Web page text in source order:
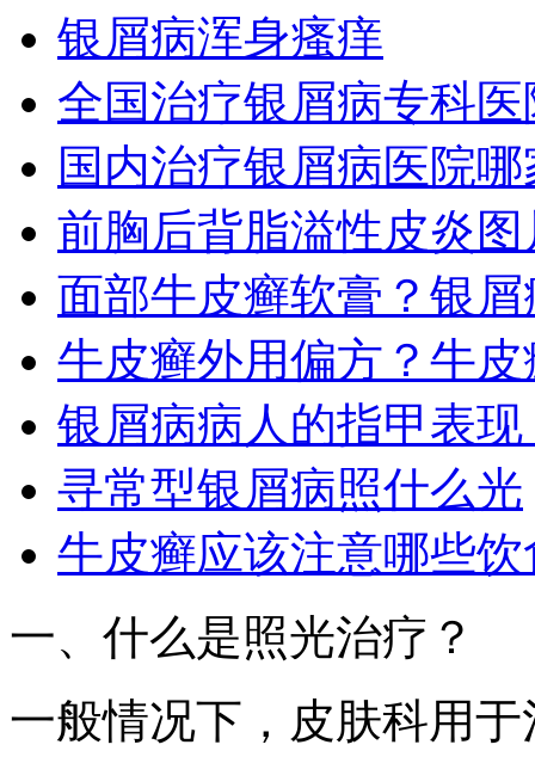
银屑病浑身瘙痒
全国治疗银屑病专科医
国内治疗银屑病医院哪
前胸后背脂溢性皮炎图
面部牛皮癣软膏？银屑
牛皮癣外用偏方？牛皮
银屑病病人的指甲表现
寻常型银屑病照什么光
牛皮癣应该注意哪些饮
一、什么是照光治疗？
一般情况下，皮肤科用